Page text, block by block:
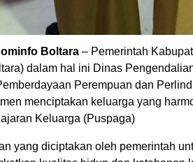
Boltara – Pemerintah
dalam hal ini Dinas
Perempuan dan
menciptakan keluarga yang
Keluarga (Puspaga)
yang diciptakan oleh pemerintah